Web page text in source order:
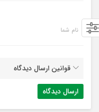
نام شما
قوانین ارسال دیدگاه